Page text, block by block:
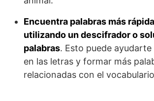
Encuentra palabras más
utilizando un descifrador o
palabras. Esto puede
en las letras y formar más
relacionadas con el